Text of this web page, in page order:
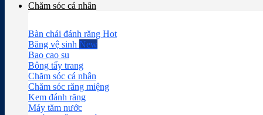
Chăm sóc cá nhân
Bàn chải đánh răng
Băng vệ sinh
Bao cao su
Bông tẩy trang
Chăm sóc cá nhân
Chăm sóc răng miệng
Kem đánh răng
Máy tăm nước